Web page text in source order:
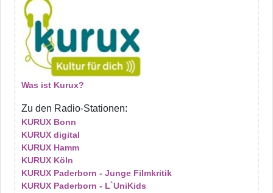
Was ist Kurux?
Zu den Radio-Stationen:
KURUX Bonn
KURUX digital
KURUX Hamm
KURUX Köln
KURUX Paderborn - Junge Filmkritik
KURUX Paderborn - L`UniKids